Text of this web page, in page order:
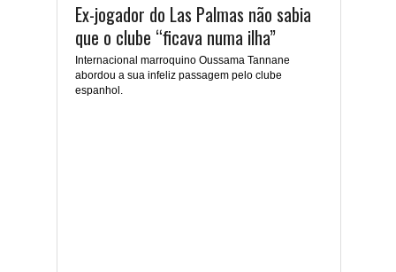
Ex-jogador do Las Palmas não sabia
que o clube “ficava numa ilha”
Internacional marroquino Oussama Tannane
abordou a sua infeliz passagem pelo clube
espanhol.